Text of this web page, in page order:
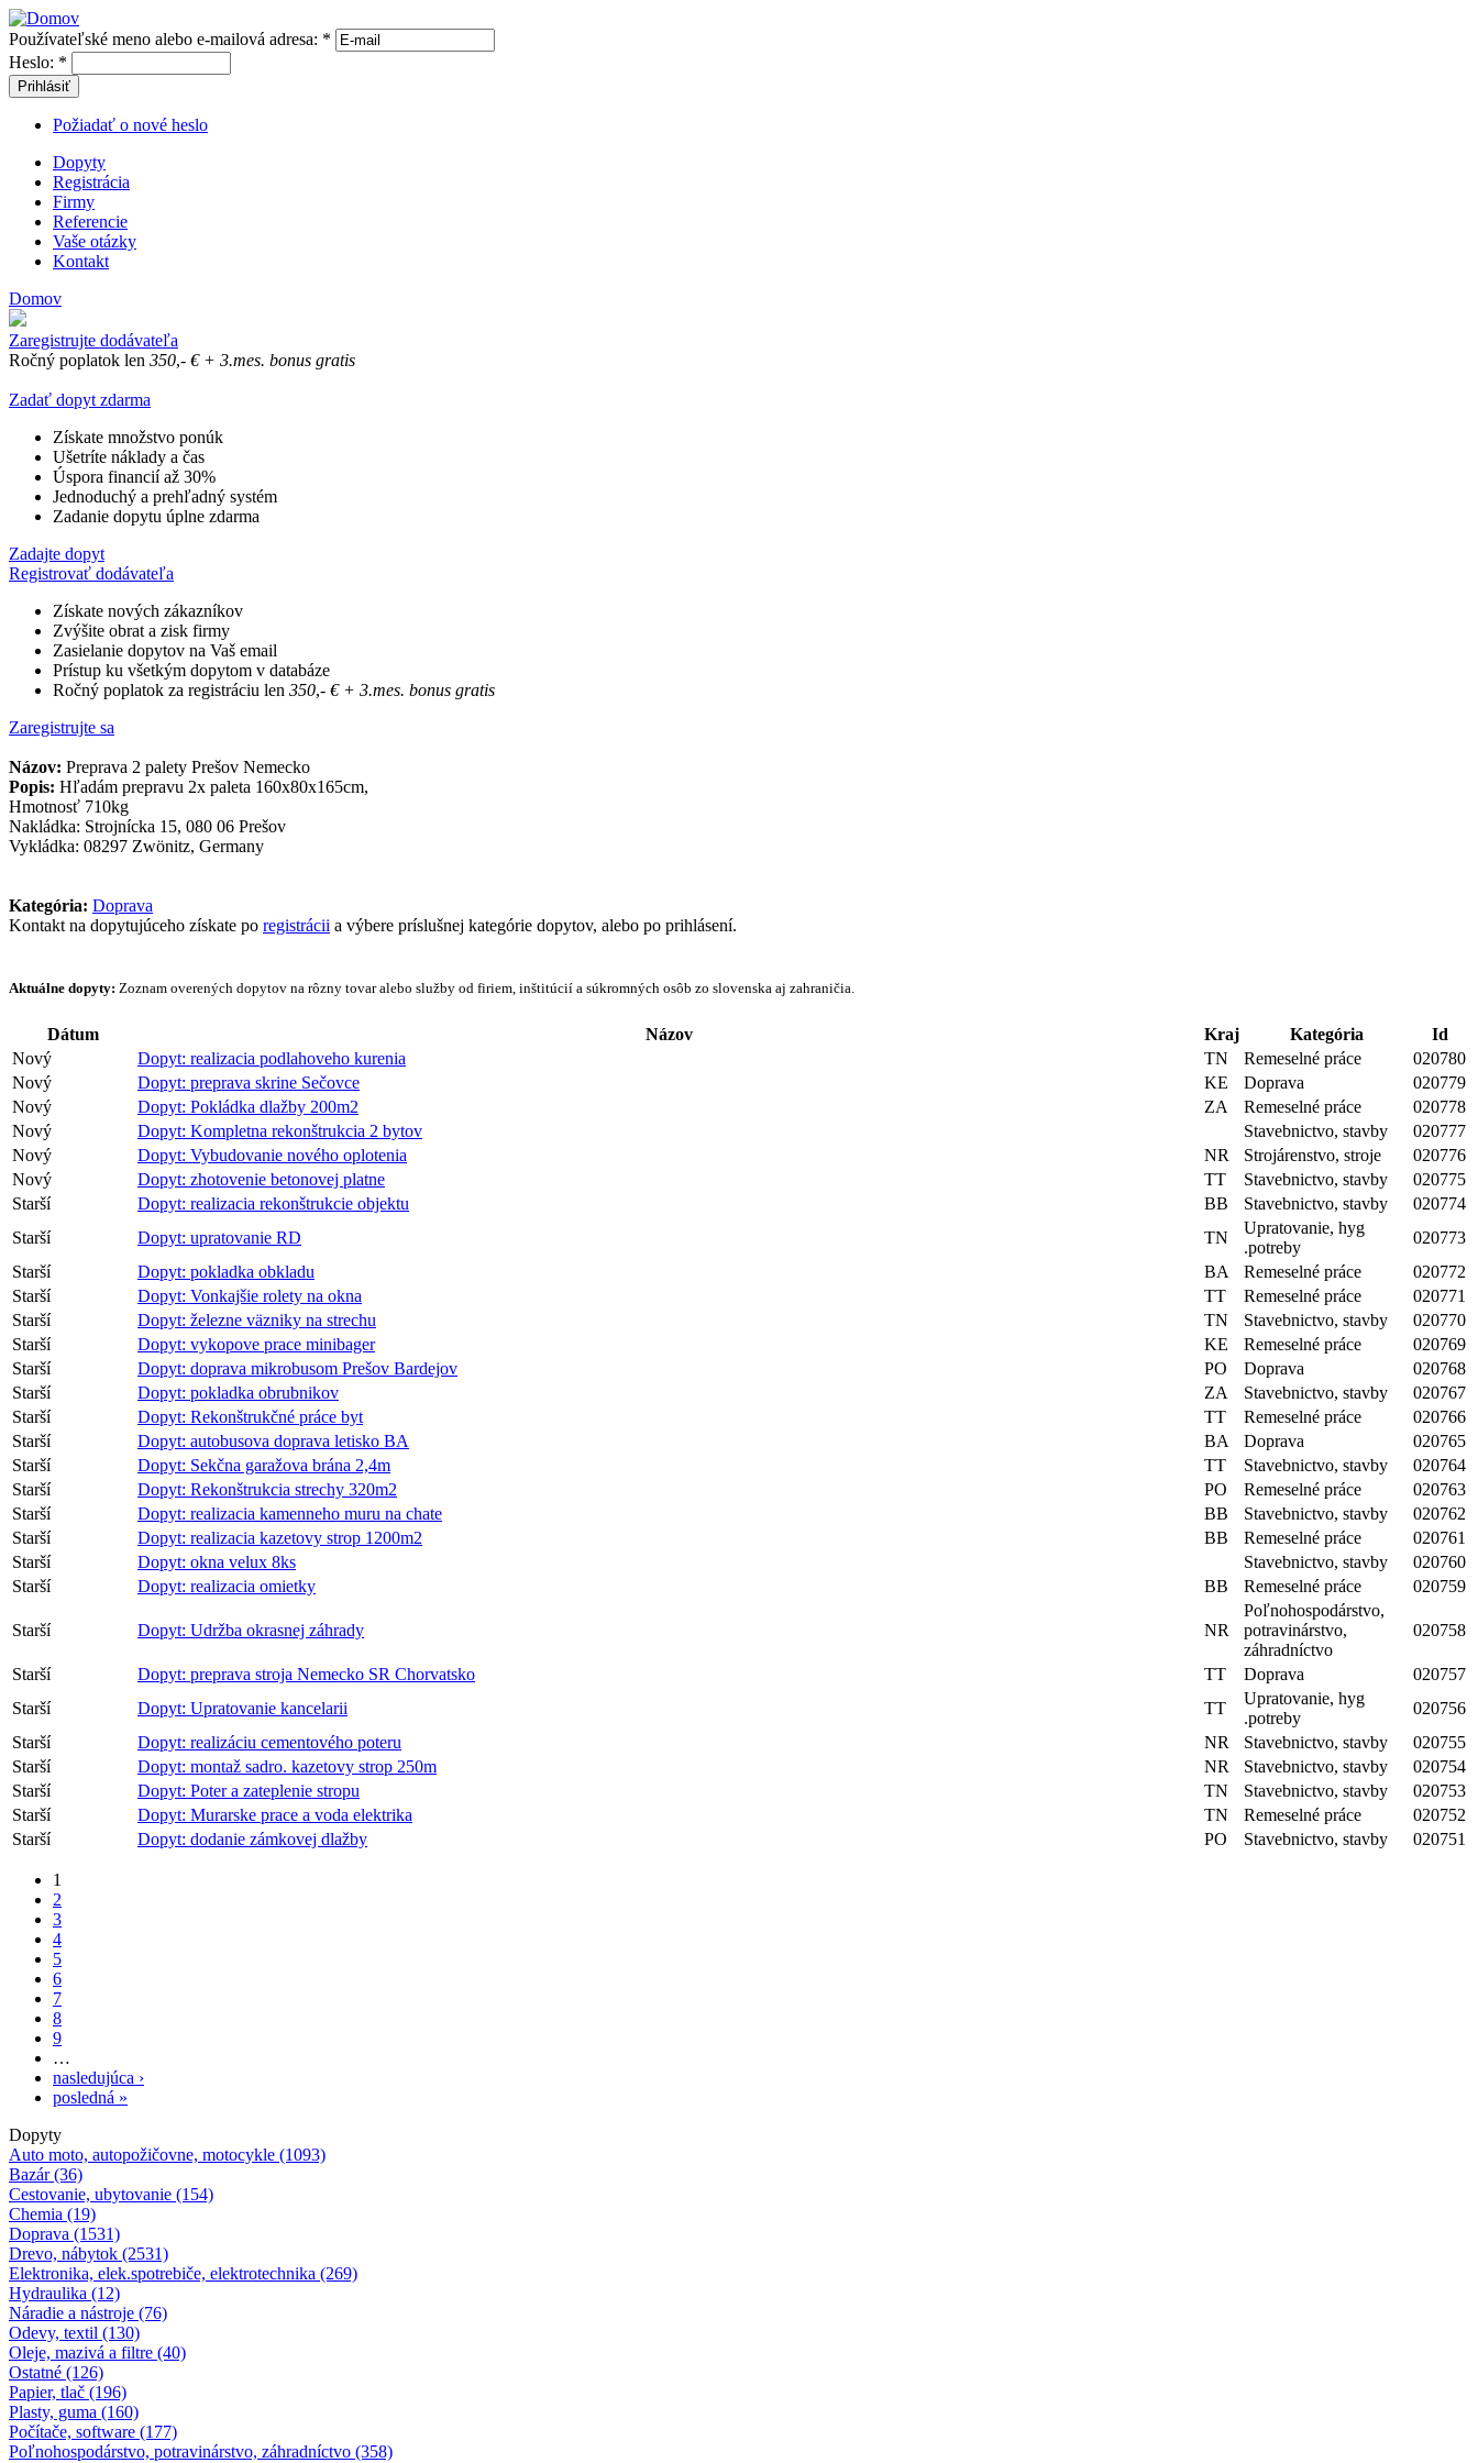
Používateľské meno alebo e-mailová adresa: *
Heslo: *
Prihlásiť
Požiadať o nové heslo
Dopyty
Registrácia
Firmy
Referencie
Vaše otázky
Kontakt
Domov
Zaregistrujte dodávateľa
Ročný poplatok len 350,- € + 3.mes. bonus gratis
Zadať dopyt zdarma
Získate množstvo ponúk
Ušetríte náklady a čas
Úspora financií až 30%
Jednoduchý a prehľadný systém
Zadanie dopytu úplne zdarma
Zadajte dopyt
Registrovať dodávateľa
Získate nových zákazníkov
Zvýšite obrat a zisk firmy
Zasielanie dopytov na Vaš email
Prístup ku všetkým dopytom v databáze
Ročný poplatok za registráciu len 350,- € + 3.mes. bonus gratis
Zaregistrujte sa
Názov: Preprava 2 palety Prešov Nemecko
Popis: Hľadám prepravu 2x paleta 160x80x165cm,
Hmotnosť 710kg
Nakládka: Strojnícka 15, 080 06 Prešov
Vykládka: 08297 Zwönitz, Germany
Kategória: Doprava
Kontakt na dopytujúceho získate po registrácii a výbere príslušnej kategórie dopytov, alebo po prihlásení.
Aktuálne dopyty: Zoznam overených dopytov na rôzny tovar alebo služby od firiem, inštitúcií a súkromných osôb zo slovenska aj zahraničia.
Dátum Názov Kraj Kategória
Id
Nový
Dopyt: realizacia podlahoveho kurenia TN Remeselné práce
020780
Nový
Dopyt: preprava skrine Sečovce KE Doprava
020779
Nový
Dopyt: Pokládka dlažby 200m2 ZA Remeselné práce
020778
Nový
Dopyt: Kompletna rekonštrukcia 2 bytov Stavebnictvo, stavby
020777
Nový
Dopyt: Vybudovanie nového oplotenia NR Strojárenstvo, stroje
020776
Nový
Dopyt: zhotovenie betonovej platne TT Stavebnictvo, stavby
020775
Starší
Dopyt: realizacia rekonštrukcie objektu BB Stavebnictvo, stavby
020774
Starší
Dopyt: upratovanie RD TN
Upratovanie, hyg
.potreby
020773
Starší
Dopyt: pokladka obkladu BA Remeselné práce
020772
Starší
Dopyt: Vonkajšie rolety na okna TT Remeselné práce
020771
Starší
Dopyt: železne väzniky na strechu TN Stavebnictvo, stavby
020770
Starší
Dopyt: vykopove prace minibager KE Remeselné práce
020769
Starší
Dopyt: doprava mikrobusom Prešov Bardejov PO Doprava
020768
Starší
Dopyt: pokladka obrubnikov ZA Stavebnictvo, stavby
020767
Starší
Dopyt: Rekonštrukčné práce byt TT Remeselné práce
020766
Starší
Dopyt: autobusova doprava letisko BA BA Doprava
020765
Starší
Dopyt: Sekčna garažova brána 2,4m TT Stavebnictvo, stavby
020764
Starší
Dopyt: Rekonštrukcia strechy 320m2 PO Remeselné práce
020763
Starší
Dopyt: realizacia kamenneho muru na chate BB Stavebnictvo, stavby
020762
Starší
Dopyt: realizacia kazetovy strop 1200m2 BB Remeselné práce
020761
Starší
Dopyt: okna velux 8ks Stavebnictvo, stavby
020760
Starší
Dopyt: realizacia omietky BB Remeselné práce 020759
Starší Dopyt: Udržba okrasnej záhrady NR
Poľnohospodárstvo,
potravinárstvo,
záhradníctvo
020758
Starší Dopyt: preprava stroja Nemecko SR Chorvatsko TT Doprava
020757
Starší
Dopyt: Upratovanie kancelarii TT
Upratovanie, hyg
.potreby
020756
Starší
Dopyt: realizáciu cementového poteru NR Stavebnictvo, stavby
020755
Starší
Dopyt: montaž sadro. kazetovy strop 250m NR Stavebnictvo, stavby
020754
Starší
Dopyt: Poter a zateplenie stropu TN Stavebnictvo, stavby
020753
Starší
Dopyt: Murarske prace a voda elektrika TN Remeselné práce
020752
Starší
Dopyt: dodanie zámkovej dlažby PO Stavebnictvo, stavby 020751
1
2
3
4
5
6
7
8
9
…
nasledujúca ›
posledná »
Dopyty
Auto moto, autopožičovne, motocykle (1093)
Bazár (36)
Cestovanie, ubytovanie (154)
Chemia (19)
Doprava (1531)
Drevo, nábytok (2531)
Elektronika, elek.spotrebiče, elektrotechnika (269)
Hydraulika (12)
Náradie a nástroje (76)
Odevy, textil (130)
Oleje, mazivá a filtre (40)
Ostatné (126)
Papier, tlač (196)
Plasty, guma (160)
Počítače, software (177)
Poľnohospodárstvo, potravinárstvo, záhradníctvo (358)